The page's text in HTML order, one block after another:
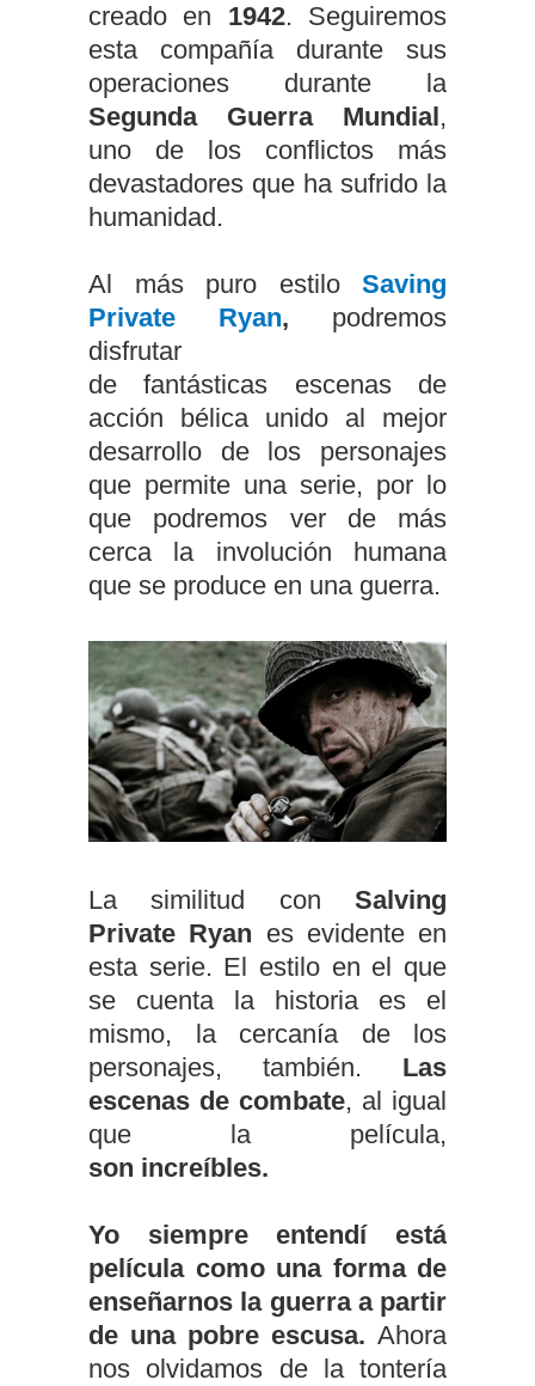
creado en 1942. Seguiremos
esta compañía durante sus
operaciones durante la
Segunda Guerra Mundial,
uno de los conflictos más
devastadores que ha sufrido la
humanidad.
Al más puro estilo Saving
Private Ryan, podremos
disfrutar
de fantásticas escenas de
acción bélica unido al mejor
desarrollo de los personajes
que permite una serie, por lo
que podremos ver de más
cerca la involución humana
que se produce en una guerra.
La similitud con Salving
Private Ryan es evidente en
esta serie. El estilo en el que
se cuenta la historia es el
mismo, la cercanía de los
personajes, también. Las
escenas de combate, al igual
que la película,
son increíbles.
Yo siempre entendí está
película como una forma de
enseñarnos la guerra a partir
de una pobre escusa. Ahora
nos olvidamos de la tontería